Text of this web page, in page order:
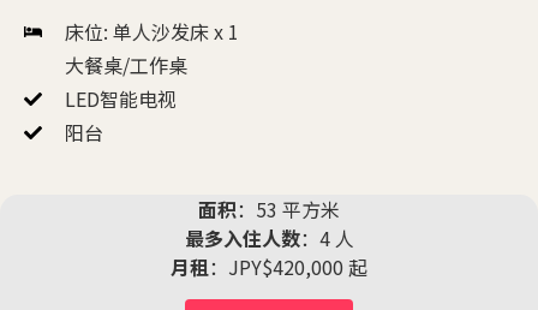
床位: 单人沙发床 x 1
大餐桌/工作桌
LED智能电视
阳台
面积：53 平方米
最多入住人数：4 人
月租：JPY$420,000 起